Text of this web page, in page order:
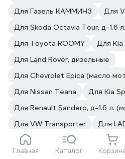
Главная Каталог
Для Газель КАММИНЗ
Для
Для Skoda Octavia Tour, д-1.6 л.
Для Toyota ROOMY
Для Kia
Для Land Rover, дизельные
Для Nissan Teana
Для Kia
Для VW Transporter
Для
Для Honda N-WGN
Для Niva
Для Toyota Corolla, (E150)